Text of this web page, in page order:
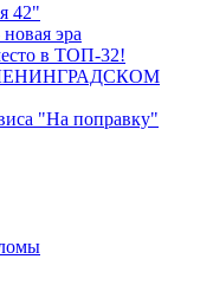
42"
эра
в ТОП-32!
"На поправку"